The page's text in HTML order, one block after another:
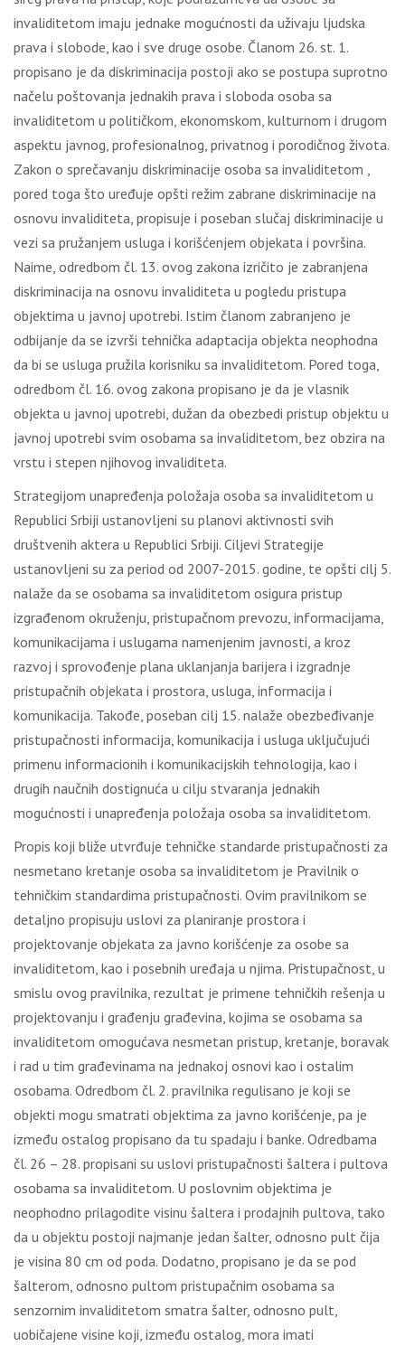
invaliditetom imaju jednake mogućnosti da uživaju ljudska
prava i slobode, kao i sve druge osobe. Članom 26. st. 1.
propisano je da diskriminacija postoji ako se postupa suprotno
načelu poštovanja jednakih prava i sloboda osoba sa
invaliditetom u političkom, ekonomskom, kulturnom i drugom
aspektu javnog, profesionalnog, privatnog i porodičnog života.
Zakon o sprečavanju diskriminacije osoba sa invaliditetom ,
pored toga što uređuje opšti režim zabrane diskriminacije na
osnovu invaliditeta, propisuje i poseban slučaj diskriminacije u
vezi sa pružanjem usluga i korišćenjem objekata i površina.
Naime, odredbom čl. 13. ovog zakona izričito je zabranjena
diskriminacija na osnovu invaliditeta u pogledu pristupa
objektima u javnoj upotrebi. Istim članom zabranjeno je
odbijanje da se izvrši tehnička adaptacija objekta neophodna
da bi se usluga pružila korisniku sa invaliditetom. Pored toga,
odredbom čl. 16. ovog zakona propisano je da je vlasnik
objekta u javnoj upotrebi, dužan da obezbedi pristup objektu u
javnoj upotrebi svim osobama sa invaliditetom, bez obzira na
vrstu i stepen njihovog invaliditeta.
Strategijom unapređenja položaja osoba sa invaliditetom u
Republici Srbiji ustanovljeni su planovi aktivnosti svih
društvenih aktera u Republici Srbiji. Ciljevi Strategije
ustanovljeni su za period od 2007-2015. godine, te opšti cilj 5.
nalaže da se osobama sa invaliditetom osigura pristup
izgrađenom okruženju, pristupačnom prevozu, informacijama,
komunikacijama i uslugama namenjenim javnosti, a kroz
razvoj i sprovođenje plana uklanjanja barijera i izgradnje
pristupačnih objekata i prostora, usluga, informacija i
komunikacija. Takođe, poseban cilj 15. nalaže obezbeđivanje
pristupačnosti informacija, komunikacija i usluga uključujući
primenu informacionih i komunikacijskih tehnologija, kao i
drugih naučnih dostignuća u cilju stvaranja jednakih
mogućnosti i unapređenja položaja osoba sa invaliditetom.
Propis koji bliže utvrđuje tehničke standarde pristupačnosti za
nesmetano kretanje osoba sa invaliditetom je Pravilnik o
tehničkim standardima pristupačnosti. Ovim pravilnikom se
detaljno propisuju uslovi za planiranje prostora i
projektovanje objekata za javno korišćenje za osobe sa
invaliditetom, kao i posebnih uređaja u njima. Pristupačnost, u
smislu ovog pravilnika, rezultat je primene tehničkih rešenja u
projektovanju i građenju građevina, kojima se osobama sa
invaliditetom omogućava nesmetan pristup, kretanje, boravak
i rad u tim građevinama na jednakoj osnovi kao i ostalim
osobama. Odredbom čl. 2. pravilnika regulisano je koji se
objekti mogu smatrati objektima za javno korišćenje, pa je
između ostalog propisano da tu spadaju i banke. Odredbama
čl. 26 – 28. propisani su uslovi pristupačnosti šaltera i pultova
osobama sa invaliditetom. U poslovnim objektima je
neophodno prilagodite visinu šaltera i prodajnih pultova, tako
da u objektu postoji najmanje jedan šalter, odnosno pult čija
je visina 80 cm od poda. Dodatno, propisano je da se pod
šalterom, odnosno pultom pristupačnim osobama sa
senzornim invaliditetom smatra šalter, odnosno pult,
uobičajene visine koji, između ostalog, mora imati